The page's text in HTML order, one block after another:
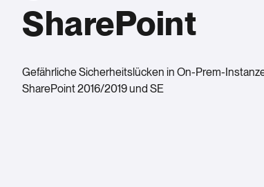
SharePoint
Gefährliche Sicherheitslücken in On-Prem-
SharePoint 2016/2019 und SE